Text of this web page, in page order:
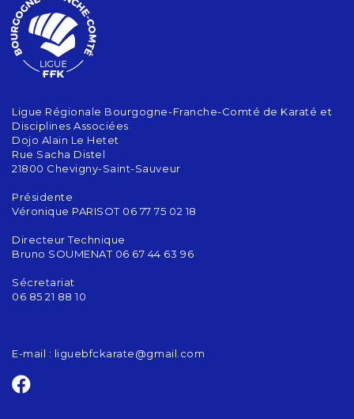
Ligue Régionale Bourgogne-Franche-Comté de Karaté et
Disciplines Associées
Dojo Alain Le Hetet
Rue Sacha Distel
21800 Chevigny-Saint-Sauveur
Présidente
Véronique PARISOT 06 77 75 02 18
Directeur Technique
Bruno SOUMENAT 06 67 44 63 96
Sécretariat
06 85 21 88 10
E-mail : liguebfckarate@gmail.com